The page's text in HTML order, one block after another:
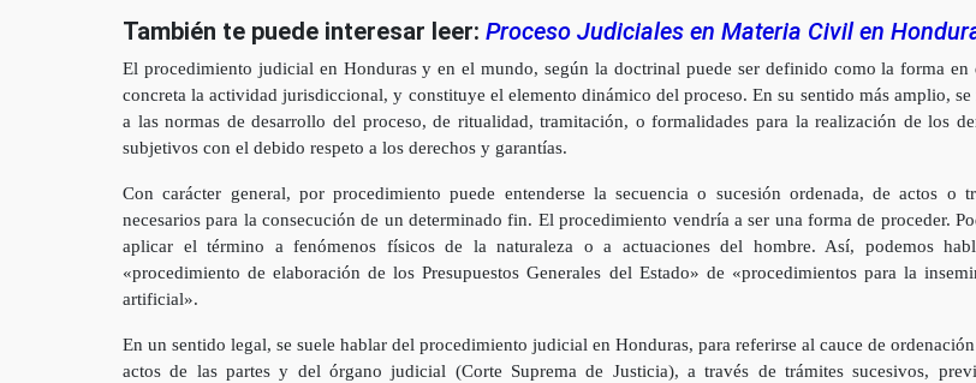
También te puede interesar leer: Proceso Judiciales en Materia Civil en
El procedimiento judicial en Honduras y en el mundo, según la doctrinal puede ser definido como la forma en
concreta la actividad jurisdiccional, y constituye el elemento dinámico del proceso. En su sentido más amplio, se
a las normas de desarrollo del proceso, de ritualidad, tramitación, o formalidades para la realización de los
subjetivos con el debido respeto a los derechos y garantías.
Con carácter general, por procedimiento puede entenderse la secuencia o sucesión ordenada, de actos o
necesarios para la consecución de un determinado fin. El procedimiento vendría a ser una forma de proceder.
aplicar el término a fenómenos físicos de la naturaleza o a actuaciones del hombre. Así, podemos
«procedimiento de elaboración de los Presupuestos Generales del Estado» de «procedimientos para la
artificial».
En un sentido legal, se suele hablar del procedimiento judicial en Honduras, para referirse al cauce de
actos de las partes y del órgano judicial (Corte Suprema de Justicia), a través de trámites sucesivos,